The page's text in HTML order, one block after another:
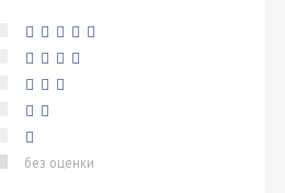
без оценки